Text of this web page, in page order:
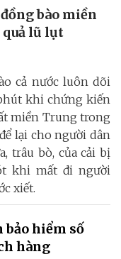
bào miền
quả lũ lụt
cả nước luôn dõi
khi chứng kiến
miền Trung trong
lại cho người dân
trâu bò, của cải bị
khi mất đi người
xiết.
bảo hiểm số
hàng